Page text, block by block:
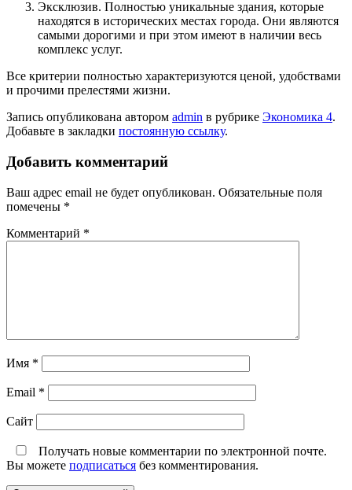
Эксклюзив. Полностью уникальные здания, которые
находятся в исторических местах города. Они являются
самыми дорогими и при этом имеют в наличии весь
комплекс услуг.
Все критерии полностью характеризуются ценой, удобствами
и прочими прелестями жизни.
Запись опубликована автором admin в рубрике Экономика 4.
Добавьте в закладки постоянную ссылку.
Добавить комментарий
Ваш адрес email не будет опубликован. Обязательные поля
помечены *
Комментарий *
Имя *
Email *
Сайт
Получать новые комментарии по электронной почте.
Вы можете подписаться без комментирования.